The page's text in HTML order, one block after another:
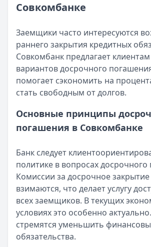
Совкомбанке
Заемщики часто интересуются
раннего закрытия кредитных
Совкомбанк предлагает
вариантов досрочного
помогает сэкономить на
стать свободным от долгов.
Основные принципы
погашения в Совкомбанке
Банк следует
политике в вопросах
Комиссии за досрочное
взимаются, что делает услугу
всех заемщиков. В текущих
условиях это особенно
стремятся уменьшить
обязательства.